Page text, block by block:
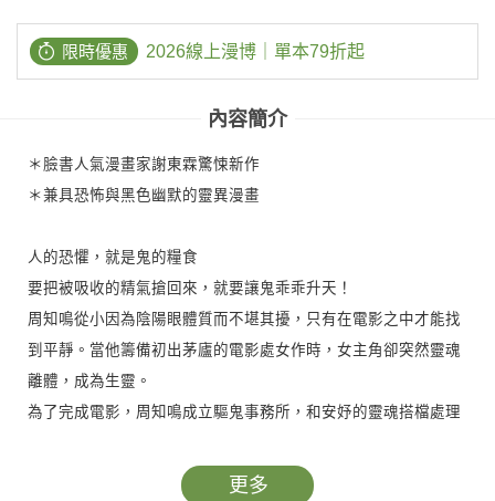
限時優惠 2026線上漫博｜單本79折起
內容簡介
＊臉書人氣漫畫家謝東霖驚悚新作
＊兼具恐怖與黑色幽默的靈異漫畫
人的恐懼，就是鬼的糧食
要把被吸收的精氣搶回來，就要讓鬼乖乖升天！
周知鳴從小因為陰陽眼體質而不堪其擾，只有在電影之中才能找
到平靜。當他籌備初出茅廬的電影處女作時，女主角卻突然靈魂
離體，成為生靈。
為了完成電影，周知鳴成立驅鬼事務所，和安妤的靈魂搭檔處理
更多